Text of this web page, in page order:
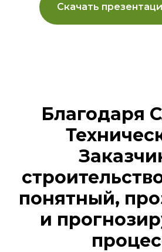
Скачать
Благодаря
понятный,
и